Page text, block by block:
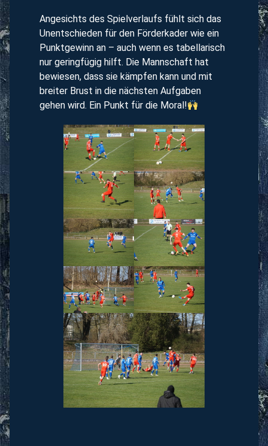
Angesichts des Spielverlaufs fühlt sich das
Unentschieden für den Förderkader wie ein
Punktgewinn an – auch wenn es tabellarisch
nur geringfügig hilft. Die Mannschaft hat
bewiesen, dass sie kämpfen kann und mit
breiter Brust in die nächsten Aufgaben
gehen wird. Ein Punkt für die Moral!